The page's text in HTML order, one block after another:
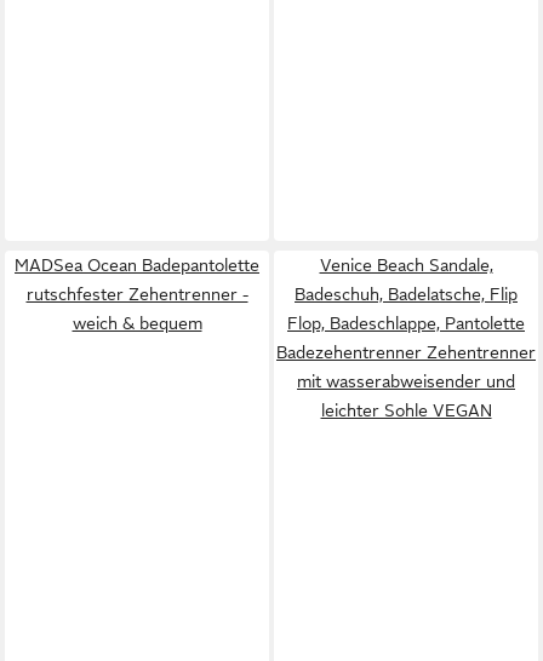
MADSea Ocean Badepantolette
rutschfester Zehentrenner -
weich & bequem
Venice Beach Sandale,
Badeschuh, Badelatsche, Flip
Flop, Badeschlappe, Pantolette
Badezehentrenner Zehentrenner
mit wasserabweisender und
leichter Sohle VEGAN